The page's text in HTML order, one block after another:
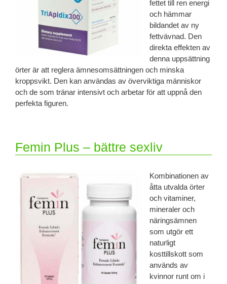
fettet till ren energi
och hämmar
bildandet av ny
fettvävnad. Den
direkta effekten av
denna uppsättning
örter är att reglera ämnesomsättningen och minska
kroppsvikt. Den kan användas av överviktiga människor
och de som tränar intensivt och arbetar för att uppnå den
perfekta figuren.
Femin Plus – bättre sexliv
Kombinationen av
åtta utvalda örter
och vitaminer,
mineraler och
näringsämnen
som utgör ett
naturligt
kosttillskott som
används av
kvinnor runt om i